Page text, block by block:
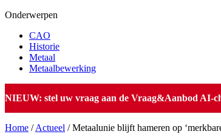
Onderwerpen
CAO
Historie
Metaal
Metaalbewerking
NIEUW: stel uw vraag aan de Vraag&Aanbod AI-
Home /Actueel /Metaalunie blijft hameren op